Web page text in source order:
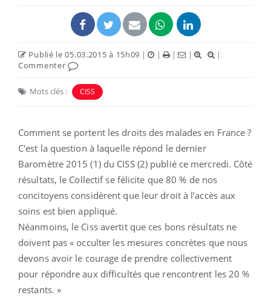
Publié le 05.03.2015 à 15h09 | | | |
|
Commenter
Mots clés : CISS
Comment se portent les droits des malades en France ?
C'est la question à laquelle répond le dernier
Baromètre 2015 (1) du CISS (2) publié ce mercredi. Côté
résultats, le Collectif se félicite que 80 % de nos
concitoyens considèrent que leur droit à l’accès aux
soins est bien appliqué.
Néanmoins, le Ciss avertit que ces bons résultats ne
doivent pas « occulter les mesures concrètes que nous
devons avoir le courage de prendre collectivement
pour répondre aux difficultés que rencontrent les 20 %
restants. »